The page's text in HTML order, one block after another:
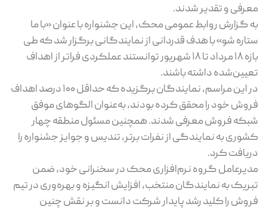
معرفی و تقدیر شدند.
به گزارش روابط عمومی محک، این جشنواره با عنوان «با ما
ستاره شو» با هدف قدردانی از نمایندگانی برگزار شد که طی
بازه ۱۸ مرداد تا ۱۸ شهریور توانستند عملکردی فراتر از اهداف
تعیین‌شده داشته باشند.
در این مراسم، نمایندگان برگزیده که حداقل ۱۰۰ درصد اهداف
فروش خود را محقق کرده بودند، به‌عنوان الگوهای موفق
شبکه فروش معرفی شدند. همچنین مسئول منطقه چهار
کشوری به نمایندگی از نفرات برتر، تندیس و جوایز جشنواره را
دریافت کرد.
مدیرعامل گروه نرم‌افزاری محک در سخنرانی خود، ضمن
تبریک به نمایندگان منتخب، افزایش انگیزه و بهره‌وری در تیم
فروش را کلید رشد پایدار شرکت دانست و بر نقش چنین